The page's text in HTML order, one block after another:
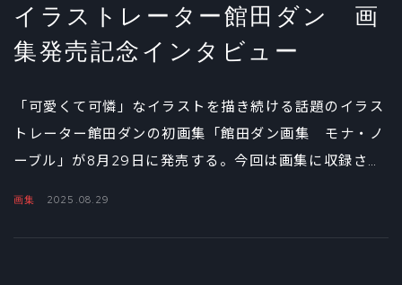
イラストレーター館田ダン 画
集発売記念インタビュー
「可愛くて可憐」なイラストを描き続ける話題のイラス
トレーター館田ダンの初画集「館田ダン画集 モナ・ノ
ーブル」が8月29日に発売する。今回は画集に収録され
画集 2025.08.29